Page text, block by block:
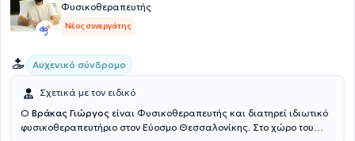
Φυσικοθεραπευτής
Νέος συνεργάτης
Αυχενικό σύνδρομο
Σχετικά με τον ειδικό
Ο Βράκας Γιώργος είναι Φυσικοθεραπευτής και διατηρεί ιδιωτικό
φυσικοθεραπευτήριο στον Εύοσμο Θεσσαλονίκης. Στο χώρο του